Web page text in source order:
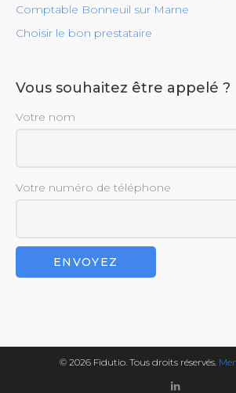
Comptable Bonneuil sur Marne
Choisir le bon prestataire
Vous souhaitez être appelé ?
Votre nom
Votre numéro de téléphone
© 2026 Fidutio. Tous droits réservés.